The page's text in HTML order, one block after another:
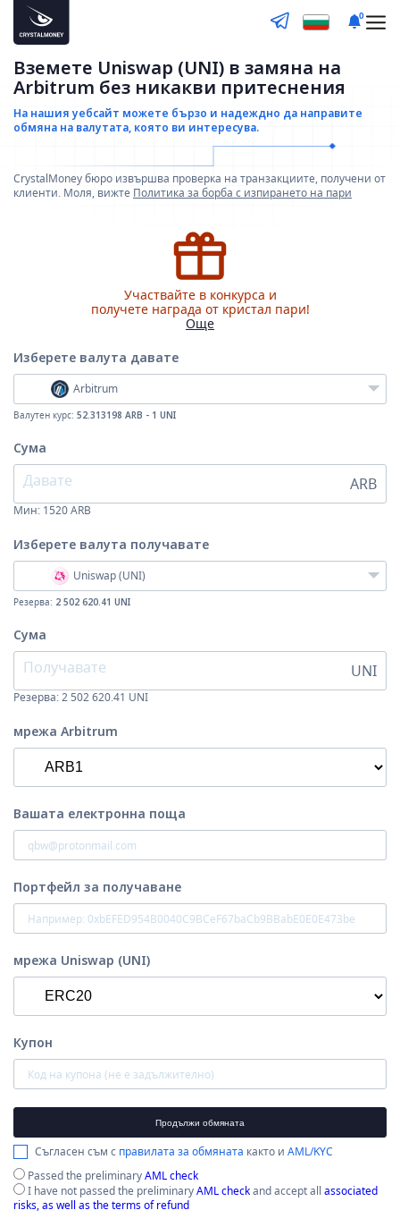
0
Вземете Uniswap (UNI) в замяна на
Arbitrum без никакви притеснения
На нашия уебсайт можете бързо и надеждно да направите
обмяна на валутата, която ви интересува.
CrystalMoney бюро извършва проверка на транзакциите, получени от
клиенти. Моля, вижте Политика за борба с изпирането на пари
Участвайте в конкурса и
получете награда от кристал пари!
Още
Изберете валута давате
Arbitrum
Валутен курс: 52.313198 ARB - 1 UNI
Сума
ARB
Мин: 1520ARB
Изберете валута получавате
Uniswap (UNI)
Резерва: 2 502 620.41 UNI
Сума
UNI
Резерва: 2 502 620.41 UNI
мрежа Arbitrum
Вашата електронна поща
Портфейл за получаване
мрежа Uniswap (UNI)
Купон
Продължи обмяната
Съгласен съм с правилата за обмяната както и AML/KYC
Passed the preliminaryAML check
I have not passed the preliminaryAML checkand accept all associated
risks, as well as the terms of refund